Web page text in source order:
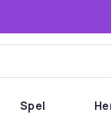
Spel